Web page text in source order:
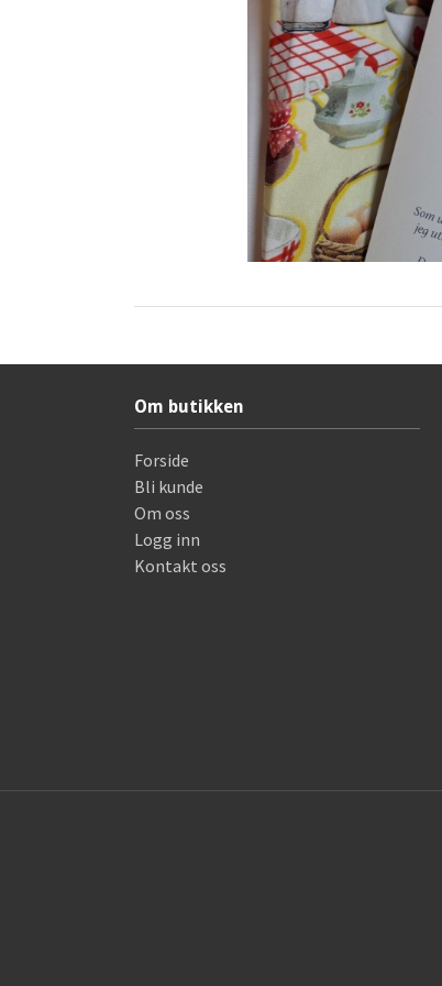
Om butikken
Forside
Bli kunde
Om oss
Logg inn
Kontakt oss